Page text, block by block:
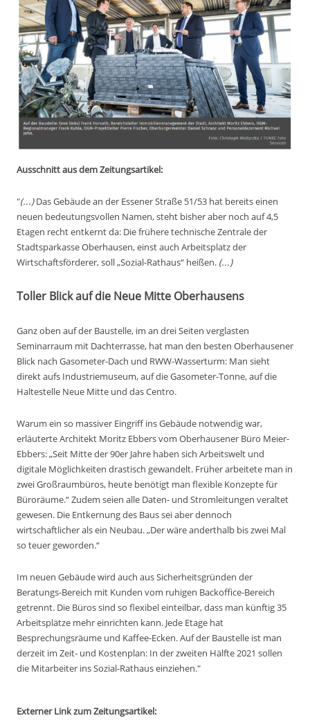
Ausschnitt aus dem Zeitungsartikel:
"(...)Das Gebäude an der Essener Straße 51/53 hat bereits einen
neuen bedeutungsvollen Namen, steht bisher aber noch auf 4,5
Etagen recht entkernt da: Die frühere technische Zentrale der
Stadtsparkasse Oberhausen, einst auch Arbeitsplatz der
Wirtschaftsförderer, soll „Sozial-Rathaus“ heißen. (...)
Toller Blick auf die Neue Mitte Oberhausens
Ganz oben auf der Baustelle, im an drei Seiten verglasten
Seminarraum mit Dachterrasse, hat man den besten Oberhausener
Blick nach Gasometer-Dach und RWW-Wasserturm: Man sieht
direkt aufs Industriemuseum, auf die Gasometer-Tonne, auf die
Haltestelle Neue Mitte und das Centro.
Warum ein so massiver Eingriff ins Gebäude notwendig war,
erläuterte Architekt Moritz Ebbers vom Oberhausener Büro Meier-
Ebbers: „Seit Mitte der 90er Jahre haben sich Arbeitswelt und
digitale Möglichkeiten drastisch gewandelt. Früher arbeitete man in
zwei Großraumbüros, heute benötigt man flexible Konzepte für
Büroräume.“ Zudem seien alle Daten- und Stromleitungen veraltet
gewesen. Die Entkernung des Baus sei aber dennoch
wirtschaftlicher als ein Neubau. „Der wäre anderthalb bis zwei Mal
so teuer geworden.“
Im neuen Gebäude wird auch aus Sicherheitsgründen der
Beratungs-Bereich mit Kunden vom ruhigen Backoffice-Bereich
getrennt. Die Büros sind so flexibel einteilbar, dass man künftig 35
Arbeitsplätze mehr einrichten kann. Jede Etage hat
Besprechungsräume und Kaffee-Ecken. Auf der Baustelle ist man
derzeit im Zeit- und Kostenplan: In der zweiten Hälfte 2021 sollen
die Mitarbeiter ins Sozial-Rathaus einziehen."
Externer Link zum Zeitungsartikel: